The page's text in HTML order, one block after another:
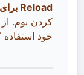
Reload برای مشاهده تغییرات
کردن بوم.
خود استفاده